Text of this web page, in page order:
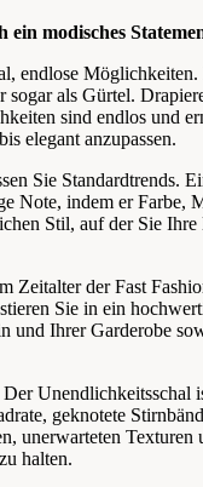
ein modisches
endlose Möglichkeiten.
sogar als Gürtel.
sind endlos und
elegant anzupassen.
Sie Standardtrends.
Note, indem er Farbe,
Stil, auf der Sie Ihre
Zeitalter der Fast
Sie in ein
und Ihrer Garderobe
Der Unendlichkeitsschal
geknotete
unerwarteten Texturen
halten.